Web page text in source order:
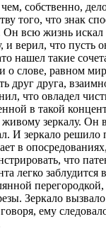
собственно,
того, что знак
Он всю жизнь искал
верил, что пусть
нашел такие
о слове, равном
друг друга,
что овладел
в такой
зеркалу. Он
И зеркало решило
в
что
легко заблудится
Зеркало
ему